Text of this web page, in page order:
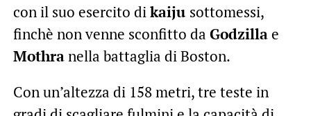
con il suo esercito dikaiju sottomessi,
finchè non venne sconfitto da Godzillae
Mothranella battaglia di Boston.
Con un’altezza di 158 metri, tre teste in